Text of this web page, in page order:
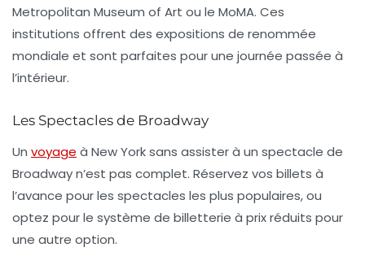
Metropolitan Museum of Art ou le MoMA. Ces
institutions offrent des expositions de renommée
mondiale et sont parfaites pour une journée passée à
l’intérieur.
Les Spectacles de Broadway
Un voyage à New York sans assister à un spectacle de
Broadwayn’est pas complet. Réservez vos billets à
l’avance pour les spectacles les plus populaires, ou
optez pour le système de billetterie à prix réduits pour
une autre option.